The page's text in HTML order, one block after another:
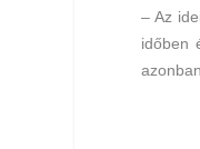
– Az
időben